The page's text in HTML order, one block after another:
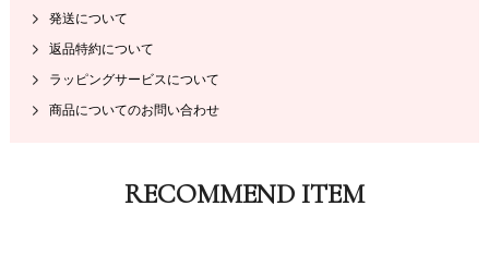
発送について
返品特約について
ラッピングサービスについて
商品についてのお問い合わせ
RECOMMEND ITEM